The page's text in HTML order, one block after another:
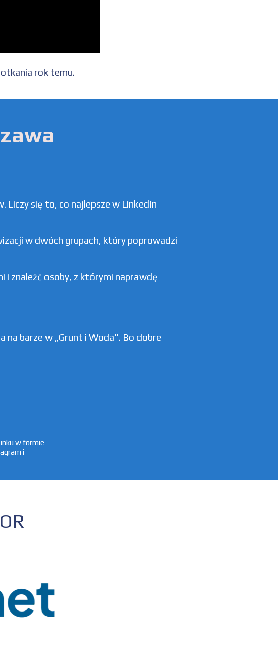
rok temu.
Liczy się to, co najlepsze w LinkedIn
w dwóch grupach, który poprowadzi
i znaleźć osoby, z którymi naprawdę
barze w „Grunt i Woda". Bo dobre
w formie
i